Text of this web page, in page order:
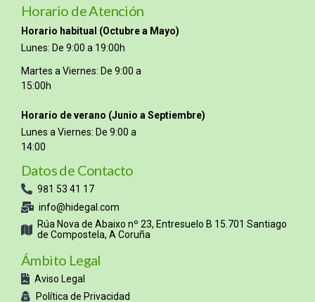
Horario de Atención
Horario habitual (Octubre a Mayo)
Lunes: De 9:00 a 19:00h
Martes a Viernes: De 9:00 a
15:00h
Horario de verano (Junio a Septiembre)
Lunes a Viernes: De 9:00 a
14:00
Datos de Contacto
981 53 41 17
info@hidegal.com
Rúa Nova de Abaixo nº 23, Entresuelo B 15.701 Santiago
de Compostela, A Coruña
Ámbito Legal
Aviso Legal
Política de Privacidad